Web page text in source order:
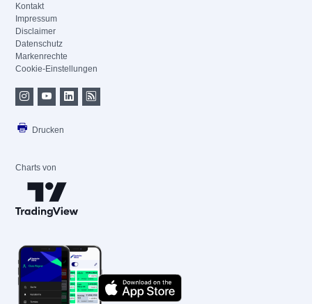
Kontakt
Impressum
Disclaimer
Datenschutz
Markenrechte
Cookie-Einstellungen
Drucken
Charts von